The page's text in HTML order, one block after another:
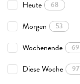
Heute
68
Morgen 53
Wochenende 69
Diese Woche 97